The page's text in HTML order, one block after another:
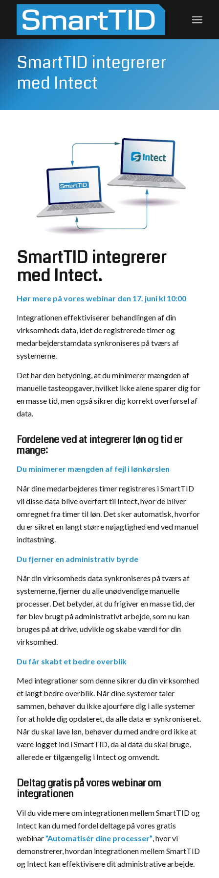
SmartTID integrerer
med Intect
SmartTID integrerer
med Intect.
Hør mere på vores webinar den 17. juni kl 10:00
Integrationen effektiviserer behandlingen af din
virksomheds data, idet de registrerede timer og
medarbejderstamdata synkroniseres på tværs af
systemerne.
Det har den betydning, at du minimerer mængden af
manuelle tasteopgaver, hvilket ikke alene sparer dig for
en masse tid, men også sikrer dig korrekt overførsel af
data.
Fordelene ved at integrerer løn og tid er
mange:
Du minimerer mængden af fejl i lønkørslen
Når dine medarbejderes timer registreres i SmartTID
vil disse data blive overført til Intect, hvor de bliver
omregnet fra timer til løn. Det sker automatisk, hvorfor
du er sikret en langt større nøjagtighed end ved manuel
indtastning.
Du fjerner en administrativ byrde
Når din virksomheds data synkroniseres på tværs af
systemerne, fjerner du alle unødvendige manuelle
processer. Det betyder, at du frigiver en masse tid, der
før blev brugt på administrativt arbejde, som nu kan
bruges på at drive, udvikle og skabe værdi for din
virksomhed.
Du får skabt et bedre overblik
Med integrationer som denne sikrer du din virksomhed
et langt bedre overblik. Når dine systemer taler
sammen, behøver du ikke ajourføre dig i alle systemer
for at holde dig opdateret, da alle data er synkroniseret.
Når du skal lave løn, behøver du med andre ord ikke at
være logget ind i SmartTID, da al data du skal bruge,
allerede er tilgængelig i Intect og omvendt.
Deltag gratis på vores webinar om
integrationen
Vil du vide mere om integrationen mellem SmartTID og
Intect kan du med fordel deltage på vores gratis
webinar”Automatisér dine processer”, hvor vi
demonstrerer, hvordan integrationen mellem SmartTID
og Intect kan effektivisere dit administrative arbejde.